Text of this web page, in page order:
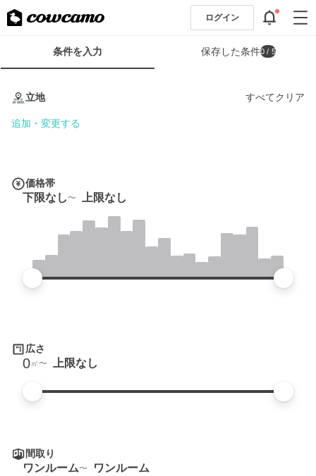
ログイン
条
条件を入力 保存した条件0 / 5
立地 すべてクリア
追加・変更する
価格帯
下限なし 上限なし
広さ
0㎡ 上限なし
間取り
ワンルーム ワンルーム